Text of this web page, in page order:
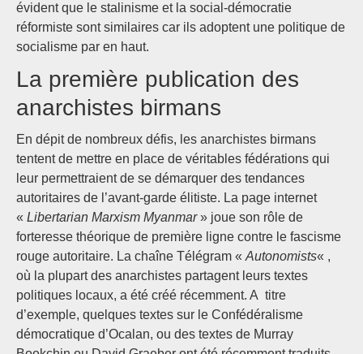
évident que le stalinisme et la social-démocratie
réformiste sont similaires car ils adoptent une politique de
socialisme par en haut.
La première publication des
anarchistes birmans
En dépit de nombreux défis, les anarchistes birmans
tentent de mettre en place de véritables fédérations qui
leur permettraient de se démarquer des tendances
autoritaires de l’avant-garde élitiste. La page internet
« Libertarian Marxism Myanmar» joue son rôle de
forteresse théorique de première ligne contre le fascisme
rouge autoritaire. La chaîne Télégram « Autonomists« ,
où la plupart des anarchistes partagent leurs textes
politiques locaux, a été créé récemment. A titre
d’exemple, quelques textes sur le Confédéralisme
démocratique d’Ocalan, ou des textes de Murray